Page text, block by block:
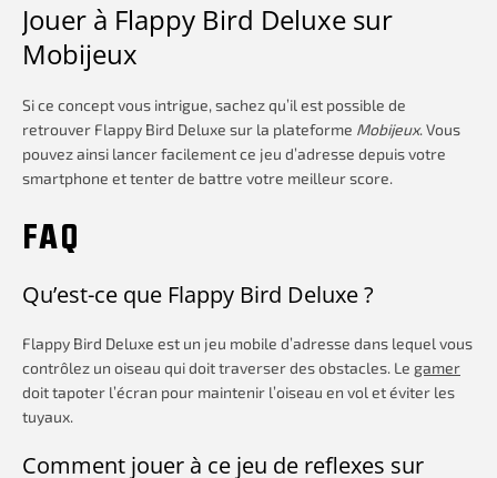
Jouer à Flappy Bird Deluxe sur
Mobijeux
Si ce concept vous intrigue, sachez qu’il est possible de
retrouver Flappy Bird Deluxe sur la plateforme Mobijeux. Vous
pouvez ainsi lancer facilement ce jeu d’adresse depuis votre
smartphone et tenter de battre votre meilleur score.
FAQ
Qu’est-ce que Flappy Bird Deluxe ?
Flappy Bird Deluxe est un jeu mobile d’adresse dans lequel vous
contrôlez un oiseau qui doit traverser des obstacles. Le gamer
doit tapoter l’écran pour maintenir l’oiseau en vol et éviter les
tuyaux.
Comment jouer à ce jeu de reflexes sur